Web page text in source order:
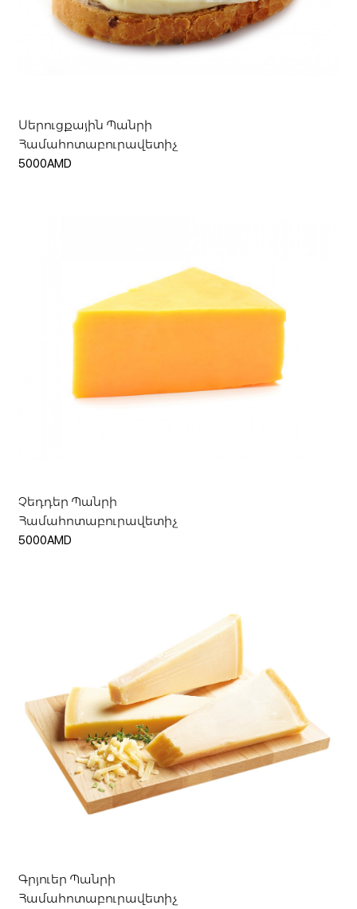
Սերուցքային Պանրի
Համահոտաբուրավետիչ
5000AMD
Ավելացնել զամբյուղ
Չեդդեր Պանրի
Համահոտաբուրավետիչ
5000AMD
Գրյուեր Պանրի
Համահոտաբուրավետիչ
Ավելացնել զամբյուղ